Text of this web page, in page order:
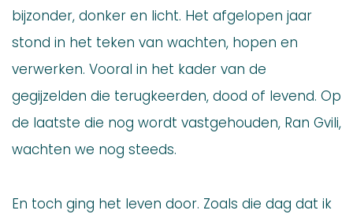
bijzonder, donker en licht. Het afgelopen jaar
stond in het teken van wachten, hopen en
verwerken. Vooral in het kader van de
gegijzelden die terugkeerden, dood of levend. Op
de laatste die nog wordt vastgehouden, Ran Gvili,
wachten we nog steeds.
En toch ging het leven door. Zoals die dag dat ik